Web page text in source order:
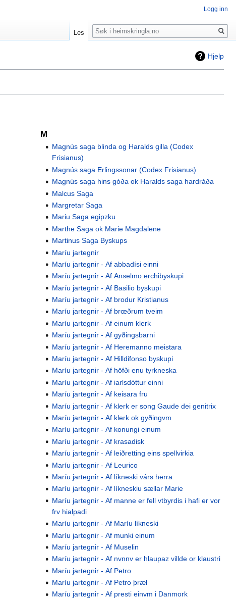
Hjelp
M
Magnús saga blinda og Haralds gilla (Codex
Frisianus)
Magnús saga Erlingssonar (Codex Frisianus)
Magnús saga hins góða ok Haralds saga hardráða
Malcus Saga
Margretar Saga
Mariu Saga egipzku
Marthe Saga ok Marie Magdalene
Martinus Saga Byskups
Maríu jartegnir
Maríu jartegnir - Af abbadísi einni
Maríu jartegnir - Af Anselmo erchibyskupi
Maríu jartegnir - Af Basilio byskupi
Maríu jartegnir - Af brodur Kristianus
Maríu jartegnir - Af brœðrum tveim
Maríu jartegnir - Af einum klerk
Maríu jartegnir - Af gyðingsbarni
Maríu jartegnir - Af Heremanno meistara
Maríu jartegnir - Af Hilldifonso byskupi
Maríu jartegnir - Af höfði enu tyrkneska
Maríu jartegnir - Af iarlsdóttur einni
Maríu jartegnir - Af keisara fru
Maríu jartegnir - Af klerk er song Gaude dei genitrix
Maríu jartegnir - Af klerk ok gyðingvm
Maríu jartegnir - Af konungi einum
Maríu jartegnir - Af krasadisk
Maríu jartegnir - Af leiðretting eins spellvirkia
Maríu jartegnir - Af Leurico
Maríu jartegnir - Af líkneski várs herra
Maríu jartegnir - Af líkneskiu sællar Marie
Maríu jartegnir - Af manne er fell vtbyrdis i hafi er vor
frv hialpadi
Maríu jartegnir - Af Maríu líkneski
Maríu jartegnir - Af munki einum
Maríu jartegnir - Af Muselin
Maríu jartegnir - Af nvnnv er hlaupaz villde or klaustri
Maríu jartegnir - Af Petro
Maríu jartegnir - Af Petro þræl
Maríu jartegnir - Af presti einvm i Danmork
Logg inn
Les
Søk